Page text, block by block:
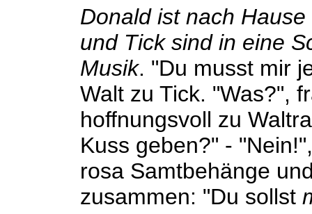
Donald ist nach
und Tick sind in eine
Musik. "Du musst mir
Walt zu Tick. "Was?",
hoffnungsvoll zu
Kuss geben?" -
rosa Samtbehänge
zusammen: "Du sollst